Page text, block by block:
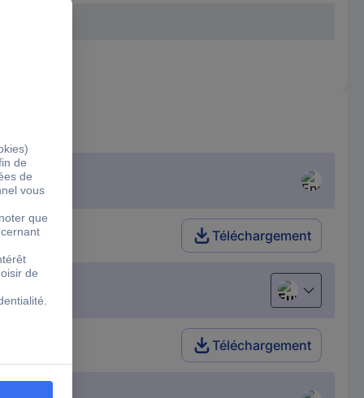
Téléchargement
European
Téléchargement